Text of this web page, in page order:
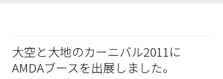
大空と大地のカーニバル2011に
AMDAブースを出展しました。